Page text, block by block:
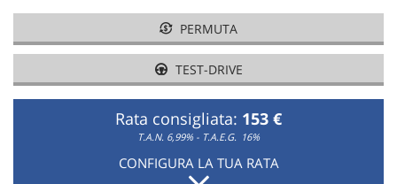
PERMUTA
TEST-DRIVE
Rata consigliata: 153 €
T.A.N. 6,99% - T.A.E.G. 16%
CONFIGURA LA TUA RATA